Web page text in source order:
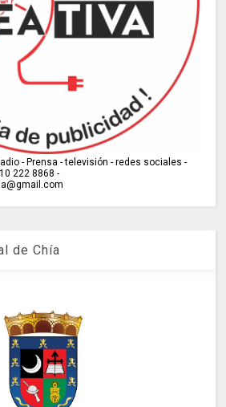
- Prensa - televisión - redes sociales -
222 8868 -
de Chía